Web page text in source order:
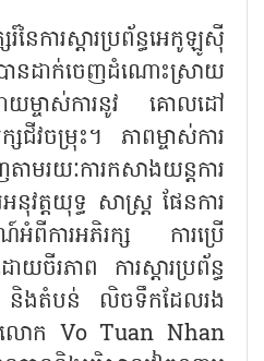
ារស្ដារប្រព័ន្ធអេកូឡូស៊ី
នដាក់ចេញដំណោះស្រាយ
ដោយម្ចាស់ការនូវ គោលដៅ
ក្សជីវចម្រុះ។ ភាពម្ចាស់ការ
មរយៈការកសាងយន្តការ
ត្តយុទ្ធ សាស្ត្រ ផែនការ
ពីការអភិរក្ស ការប្រើ
ចីរភាព ការស្ដារប្រព័ន្ធ
ងតំបន់ លិចទឹកដែលរង
លោក Vo Tuan Nhan